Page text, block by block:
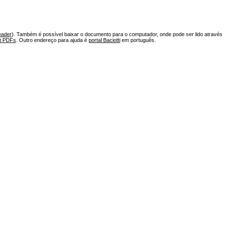
). Também é possível baixar o documento para o computador, onde pode ser lido através
PDFs . Outro endereço para ajuda é portal Baciottiem português.